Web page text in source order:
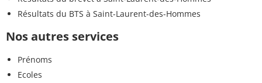
Résultats du BTS à Saint-Laurent-des-Hommes
Nos autres services
Prénoms
Ecoles